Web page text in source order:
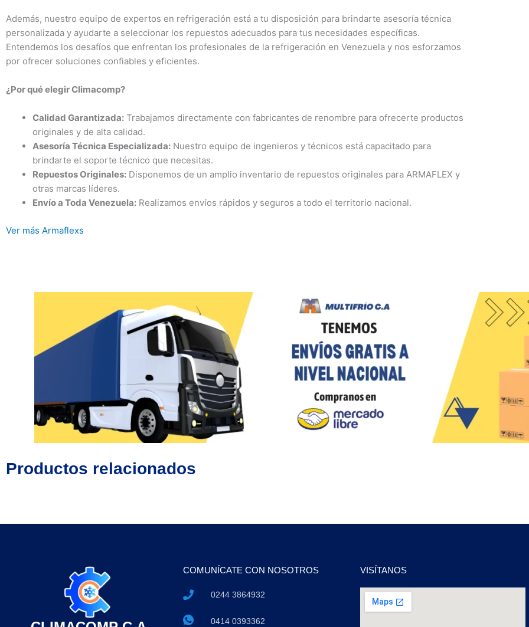
Además, nuestro equipo de expertos en refrigeración está a tu disposición para brindarte asesoría técnica
personalizada y ayudarte a seleccionar los repuestos adecuados para tus necesidades específicas.
Entendemos los desafíos que enfrentan los profesionales de la refrigeración en Venezuela y nos esforzamos
por ofrecer soluciones confiables y eficientes.
¿Por qué elegir Climacomp?
Calidad Garantizada: Trabajamos directamente con fabricantes de renombre para ofrecerte productos
originales y de alta calidad.
Asesoría Técnica Especializada: Nuestro equipo de ingenieros y técnicos está capacitado para
brindarte el soporte técnico que necesitas.
Repuestos Originales: Disponemos de un amplio inventario de repuestos originales para ARMAFLEX y
otras marcas líderes.
Envío a Toda Venezuela: Realizamos envíos rápidos y seguros a todo el territorio nacional.
Ver más Armaflexs
Productos relacionados
COMUNÍCATE CON NOSOTROS
0244 3864932
0414 0393362
VISÍTANOS